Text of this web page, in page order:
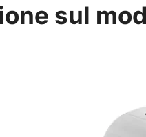
sul